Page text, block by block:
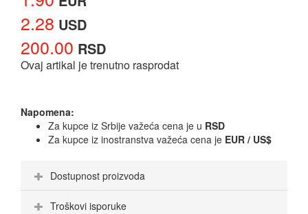
2.28 USD
200.00 RSD
Ovaj artikal je trenutno rasprodat
Napomena:
Za kupce iz Srbije važeća cena je u RSD
Za kupce iz inostranstva važeća cena je EUR / US$
Dostupnost proizvoda
Troškovi isporuke